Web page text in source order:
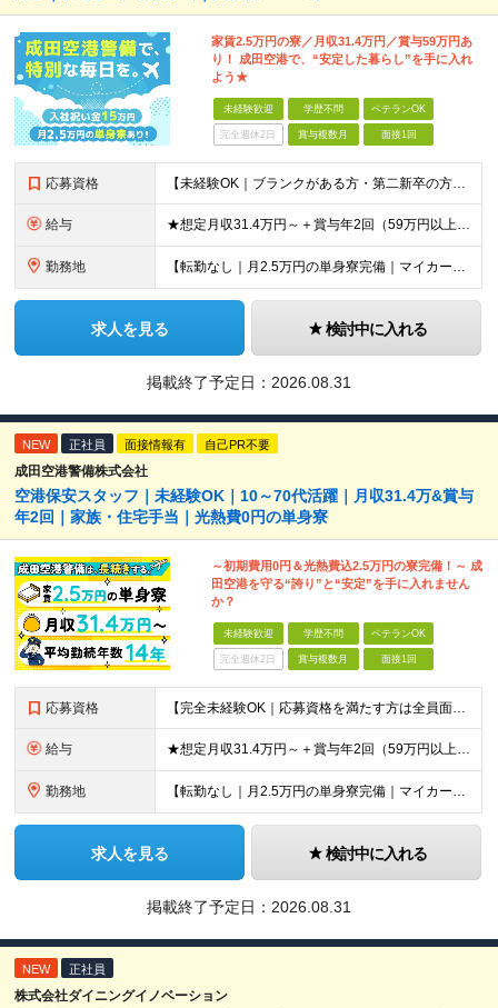
家賃2.5万円の寮／月収31.4万円／賞与59万円あ
り！ 成田空港で、“安定した暮らし”を手に入れ
よう★
未経験歓迎 学歴不問 ベテランOK
完全週休2日 賞与複数月 面接1回
応募資格 【未経験OK｜ブランクがある方・第二新卒の方・正社員が初めての方も歓迎！】 ★応募資格を満たす方は面接確約！ ★20代・30代の若手スタッフも多数活躍中！ ◎58歳以下の方（長期のキャリア形成を図る
給与 ★想定月収31.4万円～＋賞与年2回（59万円以上） ★入社お祝い金15万円支給 ★水道+光熱費無料の家賃がリーズナブルな社員寮(単身寮)あり！ ★住宅手当&家族手当あり 月給24万5000円以上(
勤務地 【転勤なし｜月2.5万円の単身寮完備｜マイカー・バイク通勤OK】 成田空港または空港関連施設での勤務となります。 お住まいや希望を考慮し、千葉市美浜区・四街道市への配属となる場合もあります。 【本社
求人を見る 検討中に入れる
掲載終了予定日： 2026.08.31
NEW 正社員 面接情報有 自己PR不要
成田空港警備株式会社
空港保安スタッフ｜未経験OK｜10～70代活躍｜月収31.4万&賞与
年2回｜家族・住宅手当｜光熱費0円の単身寮
～初期費用0円＆光熱費込2.5万円の寮完備！～ 成
田空港を守る“誇り”と“安定”を手に入れません
か？
未経験歓迎 学歴不問 ベテランOK
完全週休2日 賞与複数月 面接1回
応募資格 【完全未経験OK｜応募資格を満たす方は全員面接！】 ◎学歴不問／前職不問／転職回数不問 ◎自動車免許・英語力なども一切不問 ◎58歳以下の方（長期のキャリア形成を図るため） ブランクがある方、正社員
給与 ★想定月収31.4万円～＋賞与年2回（59万円以上） ★入社お祝い金15万円支給 ★水道+光熱費無料の家賃がリーズナブルな社員寮(単身寮)あり！ 月給24万5000円以上(基本給21万1000円＋業
勤務地 【転勤なし｜月2.5万円の単身寮完備｜マイカー・バイク通勤OK】 成田空港または空港関連施設での勤務となります。 お住まいや希望を考慮し、千葉市美浜区・四街道市への配属となる場合もあります。 【本社
求人を見る 検討中に入れる
掲載終了予定日： 2026.08.31
NEW 正社員
株式会社ダイニングイノベーション